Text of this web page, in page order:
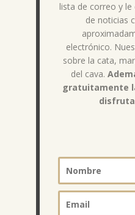
lista de correo y
de noticias
electrónico.
sobre la cata,
del cava.
gratuitamente